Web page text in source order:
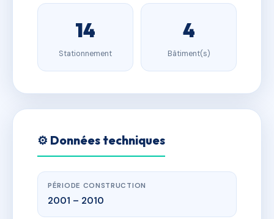
14
Stationnement
4
Bâtiment(s)
⚙️ Données techniques
PÉRIODE CONSTRUCTION
2001 – 2010